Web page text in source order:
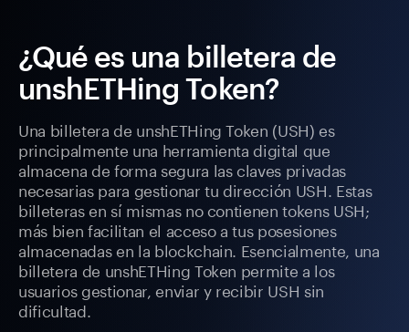
¿Qué es una billetera de
unshETHing Token?
Una billetera de unshETHing Token (USH) es
principalmente una herramienta digital que
almacena de forma segura las claves privadas
necesarias para gestionar tu dirección USH. Estas
billeteras en sí mismas no contienen tokens USH;
más bien facilitan el acceso a tus posesiones
almacenadas en la blockchain. Esencialmente, una
billetera de unshETHing Token permite a los
usuarios gestionar, enviar y recibir USH sin
dificultad.